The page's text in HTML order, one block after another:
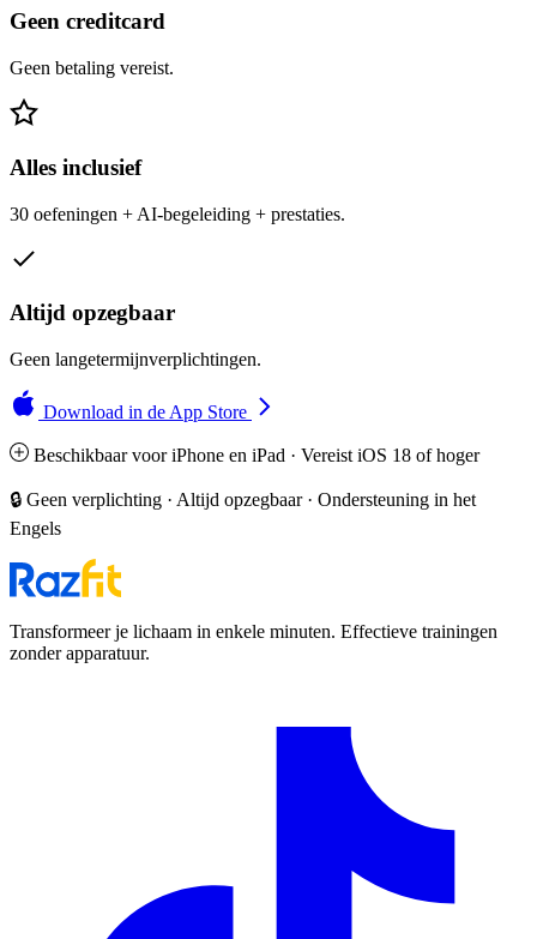
Geen creditcard
Geen betaling vereist.
Alles inclusief
30 oefeningen + AI-begeleiding + prestaties.
Altijd opzegbaar
Geen langetermijnverplichtingen.
Download in de App Store
Beschikbaar voor iPhone en iPad · Vereist iOS 18 of hoger
🔒 Geen verplichting · Altijd opzegbaar · Ondersteuning in het
Engels
Transformeer je lichaam in enkele minuten. Effectieve trainingen
zonder apparatuur.